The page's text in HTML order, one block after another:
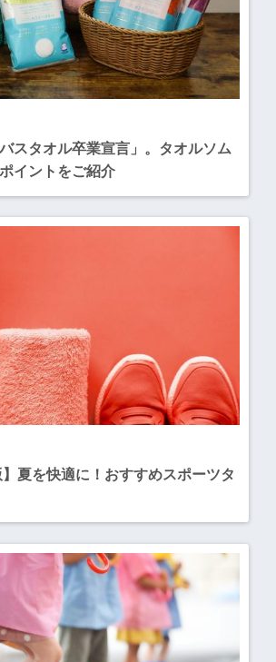
スタオル卒業宣言」。タオルソム
イントをご紹介
】夏を快適に！おすすめスポーツタ